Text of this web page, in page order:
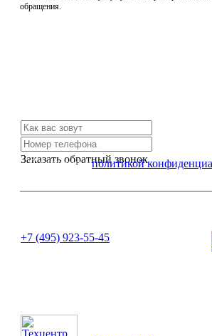
обращения.
Заказать обратный звонок
Я согласен сполитикой
+7 (495) 923-55-45